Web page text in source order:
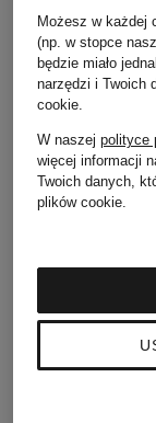
Płaszcz puchowy
CLAIR
5 090 zł
Możesz w każdej
(np. w stopce
będzie miało
narzędzi i Twoich
cookie.
W naszej polityce
więcej informacji
Twoich danych,
plików cookie.